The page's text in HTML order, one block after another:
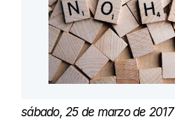
sábado, 25 de marzo de 2017